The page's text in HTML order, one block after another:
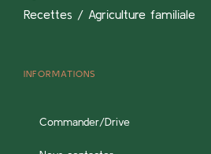
Recettes / Agriculture familiale
INFORMATIONS
Commander/Drive